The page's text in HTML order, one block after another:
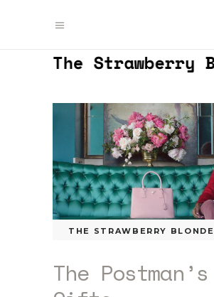
THE STRAWBERRY BLONDE
The Postman’s